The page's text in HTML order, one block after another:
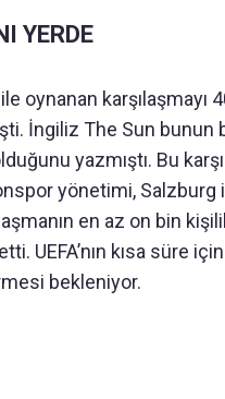
YERDE
oynanan karşılaşmayı
İngiliz The Sun bunun
yazmıştı. Bu
yönetimi, Salzburg
en az on bin
UEFA’nın kısa süre
bekleniyor.